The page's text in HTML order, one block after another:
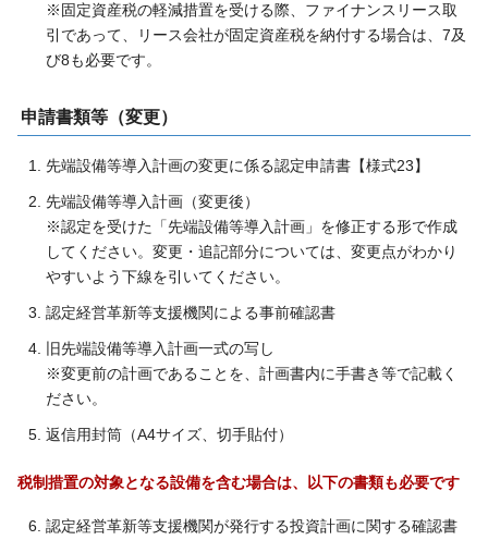
※固定資産税の軽減措置を受ける際、ファイナンスリース取
引であって、リース会社が固定資産税を納付する場合は、7及
び8も必要です。
申請書類等（変更）
先端設備等導入計画の変更に係る認定申請書【様式23】
先端設備等導入計画（変更後）
※認定を受けた「先端設備等導入計画」を修正する形で作成
してください。変更・追記部分については、変更点がわかり
やすいよう下線を引いてください。
認定経営革新等支援機関による事前確認書
旧先端設備等導入計画一式の写し
※変更前の計画であることを、計画書内に手書き等で記載く
ださい。
返信用封筒（A4サイズ、切手貼付）
税制措置の対象となる設備を含む場合は、以下の書類も必要です
認定経営革新等支援機関が発行する投資計画に関する確認書